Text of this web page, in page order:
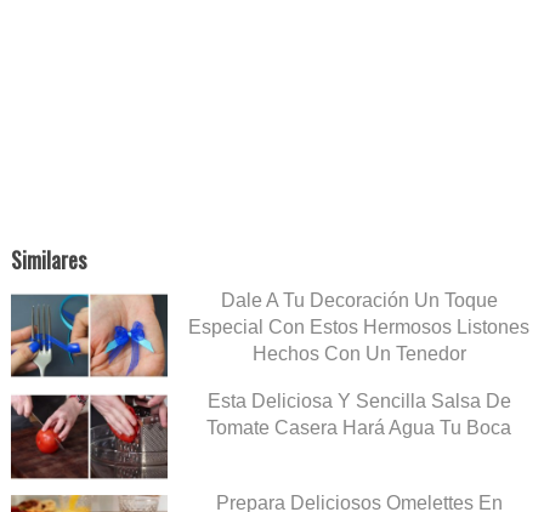
Similares
Dale A Tu Decoración Un Toque
Especial Con Estos Hermosos Listones
Hechos Con Un Tenedor
Esta Deliciosa Y Sencilla Salsa De
Tomate Casera Hará Agua Tu Boca
Prepara Deliciosos Omelettes En